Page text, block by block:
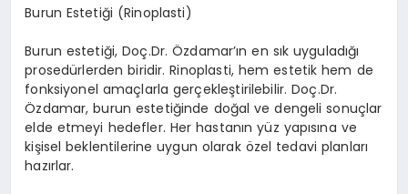
Burun Estetiği (Rinoplasti)
Burun estetiği, Doç.Dr. Özdamar’ın en sık uyguladığı
prosedürlerden biridir. Rinoplasti, hem estetik hem de
fonksiyonel amaçlarla gerçekleştirilebilir. Doç.Dr.
Özdamar, burun estetiğinde doğal ve dengeli sonuçlar
elde etmeyi hedefler. Her hastanın yüz yapısına ve
kişisel beklentilerine uygun olarak özel tedavi planları
hazırlar.